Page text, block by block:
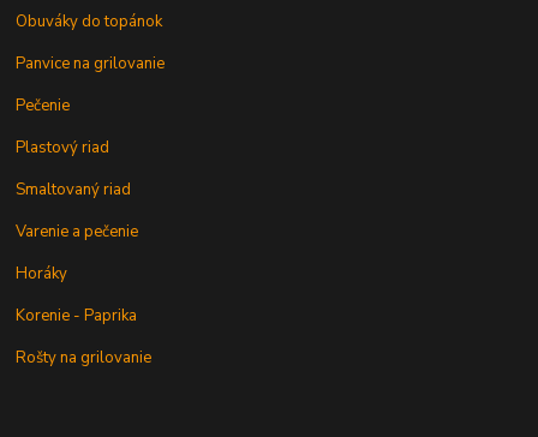
Obuváky do topánok
Panvice na grilovanie
Pečenie
Plastový riad
Smaltovaný riad
Varenie a pečenie
Horáky
Korenie - Paprika
Rošty na grilovanie